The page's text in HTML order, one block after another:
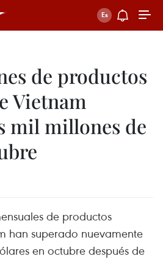
de productos
Vietnam
mil millones de
de productos
han superado nuevamente
en octubre después de